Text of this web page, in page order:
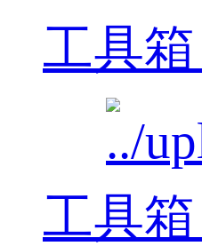
工具箱
工具箱